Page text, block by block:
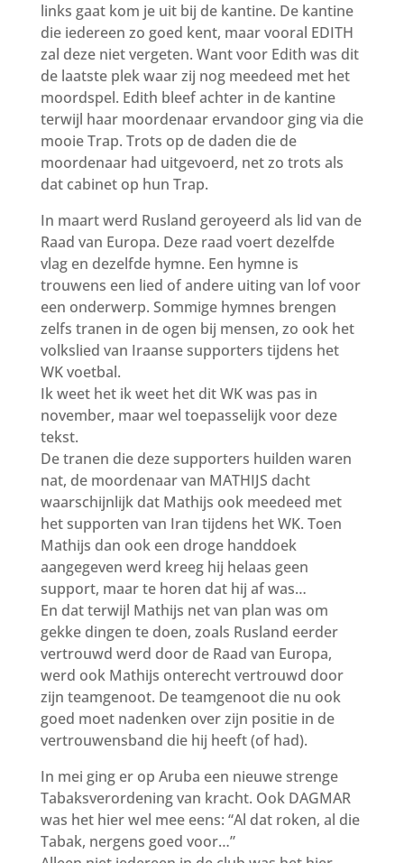
links gaat kom je uit bij de kantine. De kantine
die iedereen zo goed kent, maar vooral EDITH
zal deze niet vergeten. Want voor Edith was dit
de laatste plek waar zij nog meedeed met het
moordspel. Edith bleef achter in de kantine
terwijl haar moordenaar ervandoor ging via die
mooie Trap. Trots op de daden die de
moordenaar had uitgevoerd, net zo trots als
dat cabinet op hun Trap.
In maart werd Rusland geroyeerd als lid van de
Raad van Europa. Deze raad voert dezelfde
vlag en dezelfde hymne. Een hymne is
trouwens een lied of andere uiting van lof voor
een onderwerp. Sommige hymnes brengen
zelfs tranen in de ogen bij mensen, zo ook het
volkslied van Iraanse supporters tijdens het
WK voetbal.
Ik weet het ik weet het dit WK was pas in
november, maar wel toepasselijk voor deze
tekst.
De tranen die deze supporters huilden waren
nat, de moordenaar van MATHIJS dacht
waarschijnlijk dat Mathijs ook meedeed met
het supporten van Iran tijdens het WK. Toen
Mathijs dan ook een droge handdoek
aangegeven werd kreeg hij helaas geen
support, maar te horen dat hij af was…
En dat terwijl Mathijs net van plan was om
gekke dingen te doen, zoals Rusland eerder
vertrouwd werd door de Raad van Europa,
werd ook Mathijs onterecht vertrouwd door
zijn teamgenoot. De teamgenoot die nu ook
goed moet nadenken over zijn positie in de
vertrouwensband die hij heeft (of had).
In mei ging er op Aruba een nieuwe strenge
Tabaksverordening van kracht. Ook DAGMAR
was het hier wel mee eens: “Al dat roken, al die
Tabak, nergens goed voor…”